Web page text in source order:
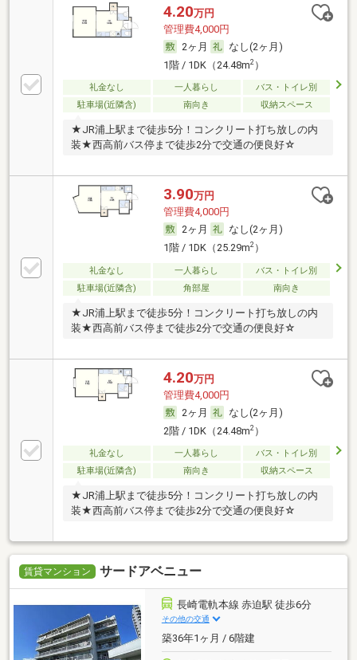
4.20万円
管理費4,000円
2ヶ月
なし(2ヶ月)
1階 / 1DK（24.48m2）
礼金なし 一人暮らし
バス・トイレ別
駐車場(近隣含)
南向き 収納スペース
★JR浦上駅まで徒歩5分！コンクリート打ち放しの内
装★西高前バス停まで徒歩2分で交通の便良好☆
3.90万円
管理費4,000円
2ヶ月
なし(2ヶ月)
1階 / 1DK（25.29m2）
礼金なし 一人暮らし
バス・トイレ別
駐車場(近隣含)
角部屋 南向き
★JR浦上駅まで徒歩5分！コンクリート打ち放しの内
装★西高前バス停まで徒歩2分で交通の便良好☆
4.20万円
管理費4,000円
2ヶ月
なし(2ヶ月)
2階 / 1DK（24.48m2）
礼金なし 一人暮らし
バス・トイレ別
駐車場(近隣含)
南向き 収納スペース
★JR浦上駅まで徒歩5分！コンクリート打ち放しの内
装★西高前バス停まで徒歩2分で交通の便良好☆
賃貸マンション サードアベニュー
長崎電軌本線 赤迫駅 徒歩6分
その他の交通
築36年1ヶ月 / 6階建